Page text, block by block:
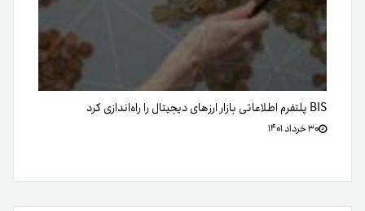
BIS پلتفرم اطلاعاتی بازار ارزهای دیجیتال را راه‌اندازی کرد
۳۰ خرداد ۱۴۰۱